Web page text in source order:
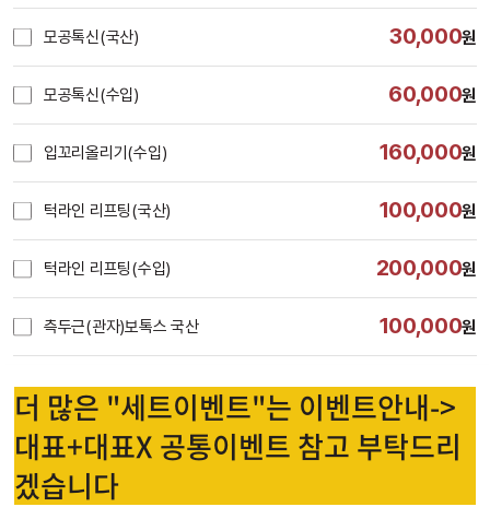
모공톡신(국산) 30,000원
모공톡신(수입) 60,000원
입꼬리올리기(수입) 160,000원
턱라인 리프팅(국산) 100,000원
턱라인 리프팅(수입) 200,000원
측두근(관자)보톡스 국산 100,000원
시술내용
더 많은 "세트이벤트"는 이벤트안내->
대표+대표X 공통이벤트 참고 부탁드리
겠습니다